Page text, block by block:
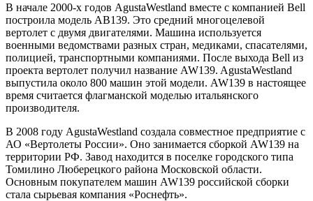
В начале 2000-х годов AgustaWestland вместе с компанией Bell
построила модель AB139. Это средний многоцелевой
вертолет с двумя двигателями. Машина используется
военными ведомствами разных стран, медиками, спасателями,
полицией, транспортными компаниями. После выхода Bell из
проекта вертолет получил название AW139. AgustaWestland
выпустила около 800 машин этой модели. AW139 в настоящее
время считается флагманской моделью итальянского
производителя.
В 2008 году AgustaWestland создала совместное предприятие с
АО «Вертолеты России». Оно занимается сборкой AW139 на
территории РФ. Завод находится в поселке городского типа
Томилино Люберецкого района Московской области.
Основным покупателем машин AW139 российской сборки
стала сырьевая компания «Роснефть».